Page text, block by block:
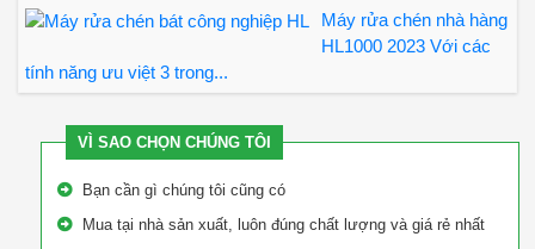
Máy rửa chén nhà hàng
HL1000 2023 Với các
tính năng ưu việt 3 trong...
VÌ SAO CHỌN CHÚNG TÔI
Bạn cần gì chúng tôi cũng có
Mua tại nhà sản xuất, luôn đúng chất lượng và giá rẻ nhất